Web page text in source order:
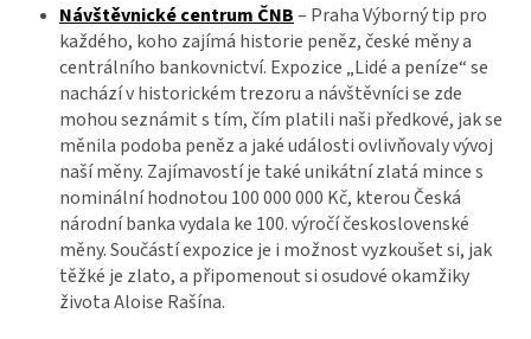
Návštěvnické centrum ČNB– Praha Výborný tip pro
každého, koho zajímá historie peněz, české měny a
centrálního bankovnictví. Expozice „Lidé a peníze“ se
nachází v historickém trezoru a návštěvníci se zde
mohou seznámit s tím, čím platili naši předkové, jak se
měnila podoba peněz a jaké události ovlivňovaly vývoj
naší měny. Zajímavostí je také unikátní zlatá mince s
nominální hodnotou 100 000 000 Kč, kterou Česká
národní banka vydala ke 100. výročí československé
měny. Součástí expozice je i možnost vyzkoušet si, jak
těžké je zlato, a připomenout si osudové okamžiky
života Aloise Rašína.